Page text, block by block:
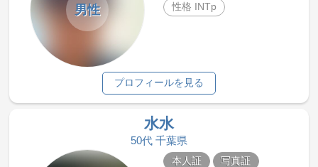
男性
性格 INTp
プロフィールを見る
水水
50代 千葉県
本人証
写真証